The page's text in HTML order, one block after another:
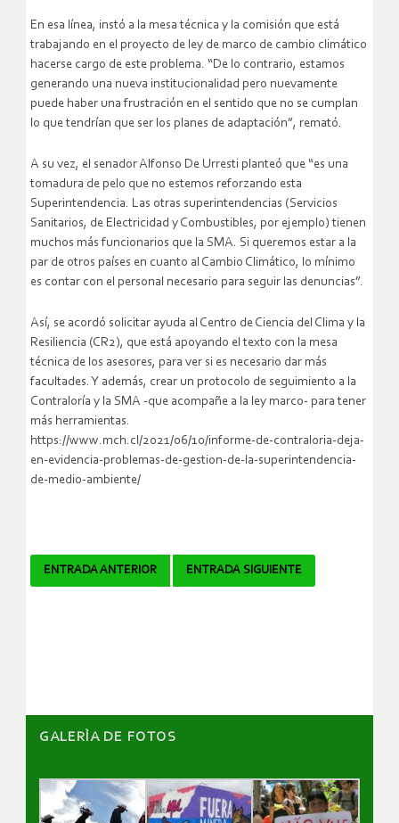
En esa línea, instó a la mesa técnica y la comisión que está
trabajando en el proyecto de ley de marco de cambio climático
hacerse cargo de este problema. “De lo contrario, estamos
generando una nueva institucionalidad pero nuevamente
puede haber una frustración en el sentido que no se cumplan
lo que tendrían que ser los planes de adaptación”, remató.
A su vez, el senador Alfonso De Urresti planteó que “es una
tomadura de pelo que no estemos reforzando esta
Superintendencia. Las otras superintendencias (Servicios
Sanitarios, de Electricidad y Combustibles, por ejemplo) tienen
muchos más funcionarios que la SMA. Si queremos estar a la
par de otros países en cuanto al Cambio Climático, lo mínimo
es contar con el personal necesario para seguir las denuncias”.
Así, se acordó solicitar ayuda al Centro de Ciencia del Clima y la
Resiliencia (CR2), que está apoyando el texto con la mesa
técnica de los asesores, para ver si es necesario dar más
facultades. Y además, crear un protocolo de seguimiento a la
Contraloría y la SMA -que acompañe a la ley marco- para tener
más herramientas.
https://www.mch.cl/2021/06/10/informe-de-contraloria-deja-
en-evidencia-problemas-de-gestion-de-la-superintendencia-
de-medio-ambiente/
Navegador
ENTRADA ANTERIOR ENTRADA SIGUIENTE
GALERÌA DE FOTOS